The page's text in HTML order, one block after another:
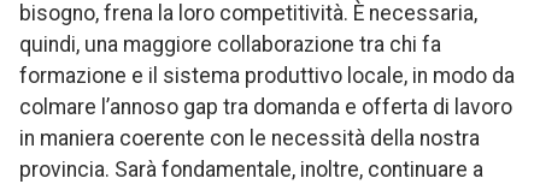
bisogno, frena la loro competitività. È necessaria,
quindi, una maggiore collaborazione tra chi fa
formazione e il sistema produttivo locale, in modo da
colmare l’annoso gap tra domanda e offerta di lavoro
in maniera coerente con le necessità della nostra
provincia. Sarà fondamentale, inoltre, continuare a